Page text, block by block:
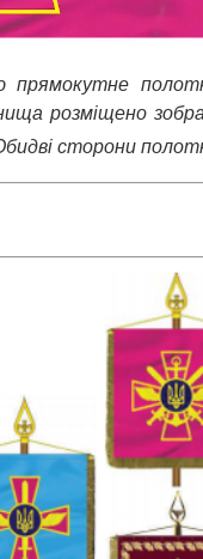
прямокутне
розміщено
сторони